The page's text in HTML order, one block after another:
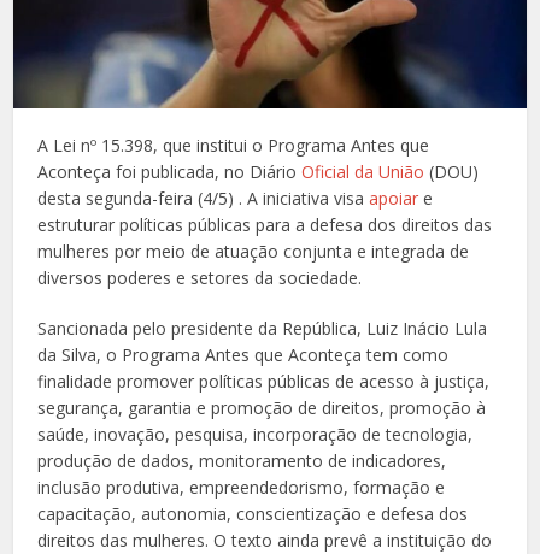
A Lei nº 15.398, que institui o Programa Antes que
Aconteça foi publicada, no DiárioOficial da União (DOU)
desta segunda-feira (4/5) . A iniciativa visaapoiar e
estruturar políticas públicas para a defesa dos direitos das
mulheres por meio de atuação conjunta e integrada de
diversos poderes e setores da sociedade.
Sancionada pelo presidente da República, Luiz Inácio Lula
da Silva, o Programa Antes que Aconteça tem como
finalidade promover políticas públicas de acesso à justiça,
segurança, garantia e promoção de direitos, promoção à
saúde, inovação, pesquisa, incorporação de tecnologia,
produção de dados, monitoramento de indicadores,
inclusão produtiva, empreendedorismo, formação e
capacitação, autonomia, conscientização e defesa dos
direitos das mulheres. O texto ainda prevê a instituição do